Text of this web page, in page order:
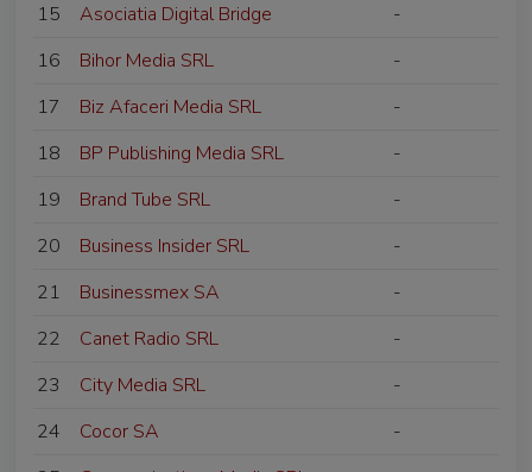
15
Asociatia Digital Bridge
-
16
Bihor Media SRL
-
17
Biz Afaceri Media SRL
-
18
BP Publishing Media SRL
-
19
Brand Tube SRL
-
20
Business Insider SRL
-
21
Businessmex SA
-
22
Canet Radio SRL
-
23
City Media SRL
-
24
Cocor SA
-